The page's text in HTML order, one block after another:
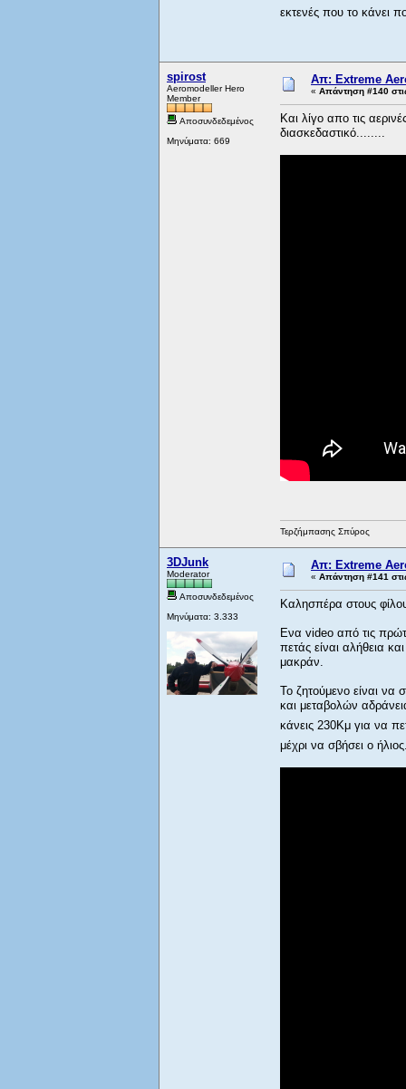
εκτενές που το κάνει
spirost
Aeromodeller Hero
Member
Αποσυνδεδεμένος
Μηνύματα: 669
Απ: Extreme
« Απάντηση #140
Και λίγο απο τις
διασκεδαστικό........
Τερζήμπασης Σπύρος
3DJunk
Moderator
Αποσυνδεδεμένος
Μηνύματα: 3.333
Απ: Extreme
« Απάντηση #141
Καλησπέρα στους
Ενα video από τις
πετάς είναι αλήθεια
μακράν.
Το ζητούμενο είναι να
και μεταβολών
κάνεις 230Κμ για να
μέχρι να σβήσει ο